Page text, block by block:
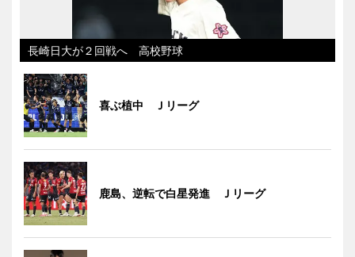
長崎日大が２回戦へ 高校野球
喜ぶ植中 Ｊリーグ
鹿島、逆転で白星発進 Ｊリーグ